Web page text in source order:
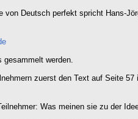
von Deutsch perfekt spricht Hans-
werden.
zuerst den Text auf Seite 57
Was meinen sie zu der